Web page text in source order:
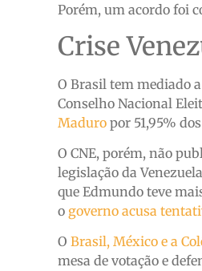
Porém, um acordo foi
Crise
O Brasil tem mediado
Conselho Nacional
Maduro por 51,95%
O CNE, porém, não
legislação da
que Edmundo teve
o governo acusa
O Brasil, México e a
mesa de votação e